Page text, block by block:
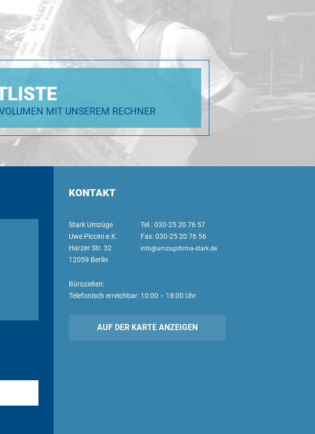
MIT UNSEREM RECHNER
KONTAKT
Stark Umzüge
Uwe Piccini e.K.
Harzer Str. 32
12059 Berlin
Tel.: 030-25 20 76 57
Fax: 030-25 20 76 56
info@umzugsfirma-stark.de
Bürozeiten:
Telefonisch erreichbar: 10:00 – 18:00 Uhr
AUF DER KARTE ANZEIGEN